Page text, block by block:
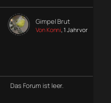
Gimpel Brut
Von Konni, 1 Jahr vor
Das Forum ist leer.